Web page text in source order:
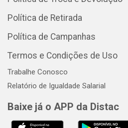
Política de Retirada
Política de Campanhas
Termos e Condições de Uso
Trabalhe Conosco
Relatório de Igualdade Salarial
Baixe já o APP da Distac